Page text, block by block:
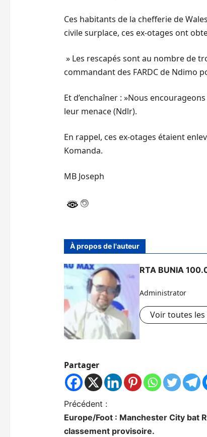
Ces habitants de la chefferie de
civile surplace, ces ex-otages ont
» Les rescapés sont au nombre de
commandant des FARDC de Ndimo
Et d’enchaîner : »Nous
leur menace (Ndlr).
En rappel, ces ex-otages étaient
Komanda.
MB Joseph
À propos de l'auteur
RTA BUNIA
Administrator
Voir toutes
Partager
N
a
Précédent :
Europe/Foot : Manchester City bat
classement provisoire.